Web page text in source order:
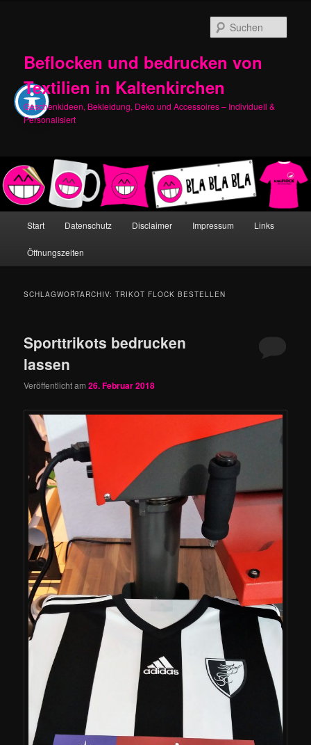
Beflocken und bedrucken von
Textilien in Kaltenkirchen
Geschenkideen, Bekleidung, Deko und Accessoires – Individuell &
Personalisiert
Start Datenschutz Disclaimer Impressum Links
Öffnungszeiten
SCHLAGWORTARCHIV:TRIKOT FLOCK BESTELLEN
Sporttrikots bedrucken
lassen
Veröffentlicht am26. Februar 2018